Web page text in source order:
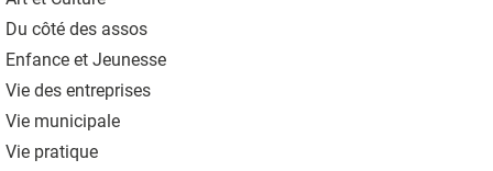
Du côté des assos
Enfance et Jeunesse
Vie des entreprises
Vie municipale
Vie pratique